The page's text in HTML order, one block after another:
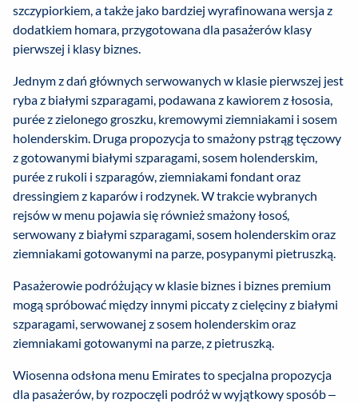
szczypiorkiem, a także jako bardziej wyrafinowana wersja z
dodatkiem homara, przygotowana dla pasażerów klasy
pierwszej i klasy biznes.
Jednym z dań głównych serwowanych w klasie pierwszej jest
ryba z białymi szparagami, podawana z kawiorem z łososia,
purée z zielonego groszku, kremowymi ziemniakami i sosem
holenderskim. Druga propozycja to smażony pstrąg tęczowy
z gotowanymi białymi szparagami, sosem holenderskim,
purée z rukoli i szparagów, ziemniakami fondant oraz
dressingiem z kaparów i rodzynek. W trakcie wybranych
rejsów w menu pojawia się również smażony łosoś,
serwowany z białymi szparagami, sosem holenderskim oraz
ziemniakami gotowanymi na parze, posypanymi pietruszką.
Pasażerowie podróżujący w klasie biznes i biznes premium
mogą spróbować między innymi piccaty z cielęciny z białymi
szparagami, serwowanej z sosem holenderskim oraz
ziemniakami gotowanymi na parze, z pietruszką.
Wiosenna odsłona menu Emirates to specjalna propozycja
dla pasażerów, by rozpoczęli podróż w wyjątkowy sposób –